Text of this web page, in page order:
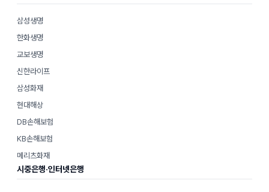
삼성생명
한화생명
교보생명
신한라이프
삼성화재
현대해상
DB손해보험
KB손해보험
메리츠화재
시중은행·인터넷은행